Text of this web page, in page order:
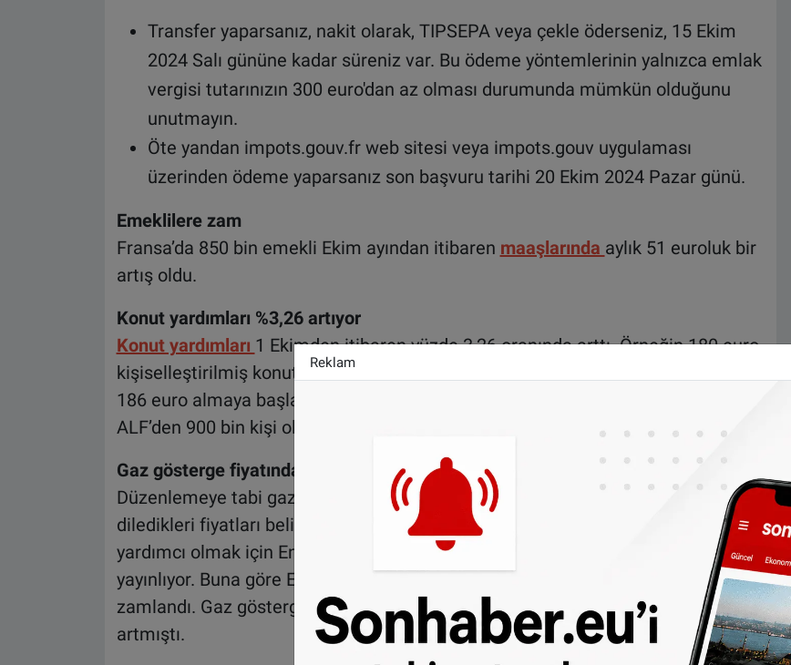
Transfer yaparsanız, nakit olarak, TIPSEPA veya çekle öderseniz, 15 Ekim
2024 Salı gününe kadar süreniz var. Bu ödeme yöntemlerinin yalnızca emlak
vergisi tutarınızın 300 euro'dan az olması durumunda mümkün olduğunu
unutmayın.
Öte yandan impots.gouv.fr web sitesi veya impots.gouv uygulaması
üzerinden ödeme yaparsanız son başvuru tarihi 20 Ekim 2024 Pazar günü.
Emeklilere zam
Fransa’da 850 bin emekli Ekim ayından itibaren maaşlarında aylık 51 euroluk bir
artış oldu.
Konut yardımları %3,26 artıyor
Konut yardımları 1 Ekimden itibaren yüzde 3,26 oranında arttı. Örneğin 180 euro
kişiselleştirilmiş konut yardımı (APL) alan bir kişi, 1 ekimden itibaren yaklaşık
186 euro almaya başlayacak. Bu artış, APL’den 2,6 milyon, ALS’den 2,1 milyon ve
ALF’den 900 bin kişi olmak üzere toplam 5,6 milyon vatandaş faydalanacak.
Gaz gösterge fiyatında artış
Düzenlemeye tabi gaz satış fiyatının kaldırılmasından bu yana, tedarikçiler
diledikleri fiyatları belirlemekte özgürler. Ancak tüketicilerin seçim yapmalarına
yardımcı olmak için Enerji Düzenleme Komisyonu her ay bir
karşılaştırma fiyatı
yayınlıyor. Buna göre Ekim ayında fiyatlar Eylül ayına göre yüzde 5,36 oranında
zamlandı. Gaz gösterge fiyatı en son üç ay önce yani Temmuz ayında yüzde 11,7
artmıştı.
Reklam